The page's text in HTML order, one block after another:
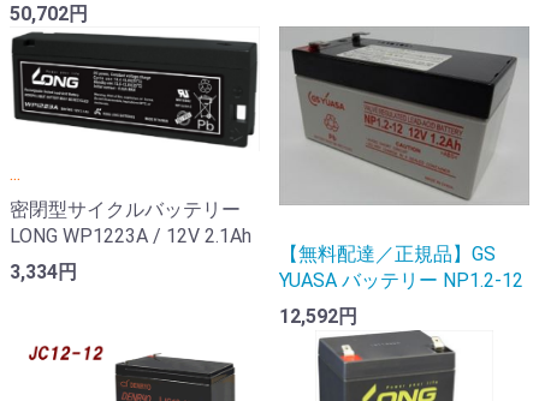
50,702円
...
密閉型サイクルバッテリー
LONG WP1223A / 12V 2.1Ah
3,334円
【無料配達／正規品】GS
YUASA バッテリー NP1.2-12
12,592円